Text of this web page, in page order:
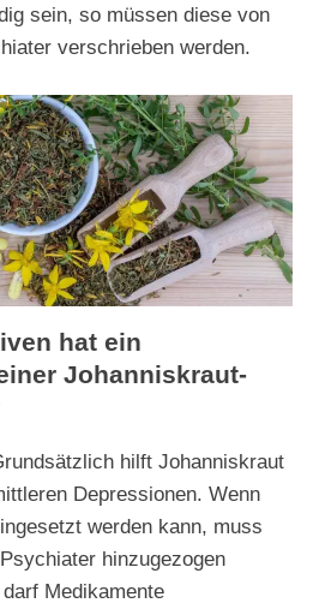
sein, so müssen diese von
verschrieben werden.
hat ein
Johanniskraut-
hilft Johanniskraut
Depressionen. Wenn
werden kann, muss
hinzugezogen
Medikamente